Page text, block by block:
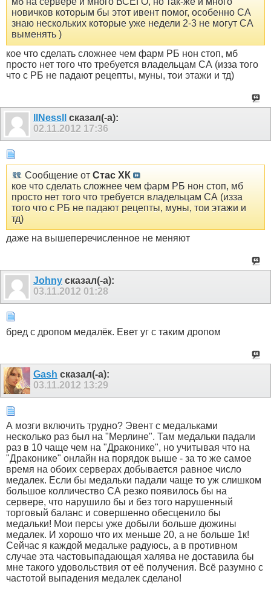
новичков которым бы этот ивент помог, особенно СА
знаю нескольких которые уже недели 2-3 не могут СА
выменять )
кое что сделать сложнее чем фарм РБ нон стоп, мб
просто нет того что требуется владельцам СА (изза того
что с РБ не падают рецепты, муны, тои этажи и тд)
llNessll
сказал(-а):
02.11.2012 17:36
Сообщение от Стас ХК
кое что сделать сложнее чем фарм РБ нон стоп, мб
просто нет того что требуется владельцам СА (изза
того что с РБ не падают рецепты, муны, тои этажи и
тд)
даже на вышеперечисленное не меняют
Johny сказал(-а):
03.11.2012 01:28
бред с дропом медалёк. Евет уг с таким дропом
Gash сказал(-а):
03.11.2012 13:29
А мозги включить трудно? Эвент с медальками
несколько раз был на "Мерлине". Там медальки падали
раз в 10 чаще чем на "Драконике", но учитывая что на
"Драконике" онлайн на порядок выше - за то же самое
время на обоих серверах добывается равное число
медалек. Если бы медальки падали чаще то уж слишком
большое колличество СА резко появилось бы на
сервере, что нарушило бы и без того нарушенный
торговый баланс и совершенно обесценило бы
медальки! Мои персы уже добыли больше дюжины
медалек. И хорошо что их меньше 20, а не больше 1к!
Сейчас я каждой медальке радуюсь, а в противном
случае эта частовыпадающая халява не доставила бы
мне такого удовольствия от её получения. Всё разумно с
частотой выпадения медалек сделано!